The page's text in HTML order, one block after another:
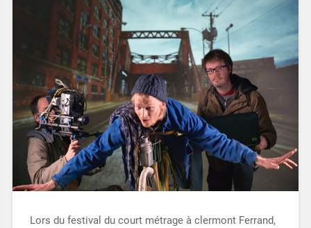
Lors du festival du court métrage à clermont Ferrand,